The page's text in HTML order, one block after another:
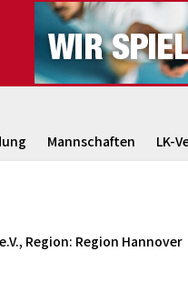
Mannschaften LK-
Region: Region Hannover